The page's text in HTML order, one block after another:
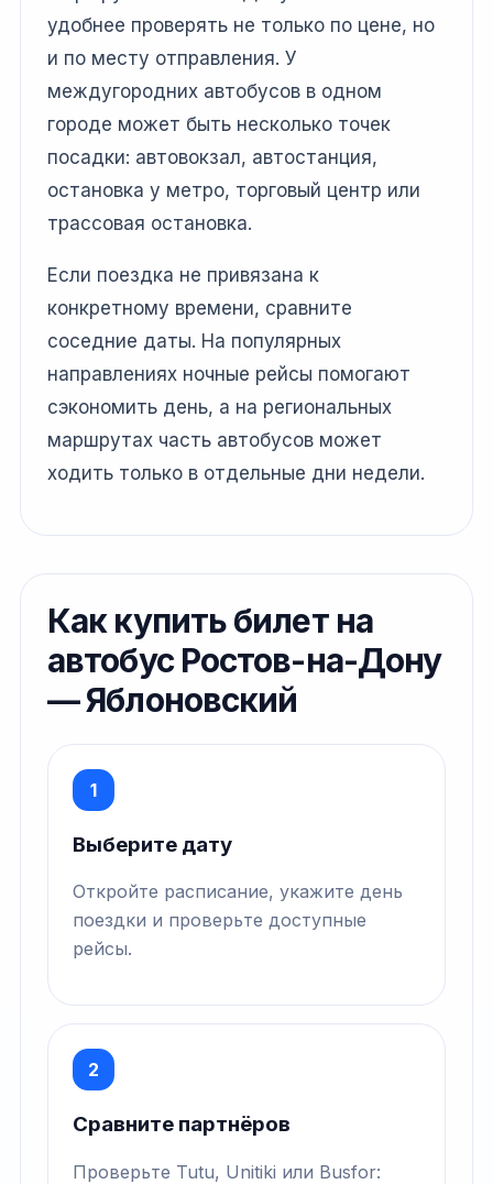
удобнее проверять не только по цене, но
и по месту отправления. У
междугородних автобусов в одном
городе может быть несколько точек
посадки: автовокзал, автостанция,
остановка у метро, торговый центр или
трассовая остановка.
Если поездка не привязана к
конкретному времени, сравните
соседние даты. На популярных
направлениях ночные рейсы помогают
сэкономить день, а на региональных
маршрутах часть автобусов может
ходить только в отдельные дни недели.
Как купить билет на
автобус Ростов-на-Дону
— Яблоновский
1
Выберите дату
Откройте расписание, укажите день
поездки и проверьте доступные
рейсы.
2
Сравните партнёров
Проверьте Tutu, Unitiki или Busfor: